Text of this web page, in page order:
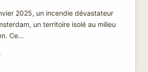
2025, un incendie dévastateur
un territoire isolé au milieu
Ce…